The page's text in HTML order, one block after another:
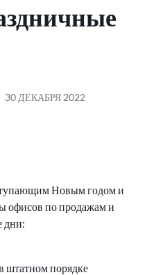
30 ДЕКАБРЯ 2022
Новым годом и
офисов по продажам и
дни:
штатном порядке